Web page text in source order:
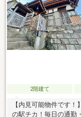
さい。↓↓↓イベント情
2階建て
【内見可能物件です
の駅チカ！毎日の通勤